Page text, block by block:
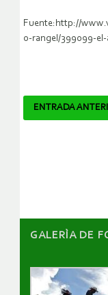
Fuente:http://
o-rangel/399099-
ENTRADA
GALERÌA DE